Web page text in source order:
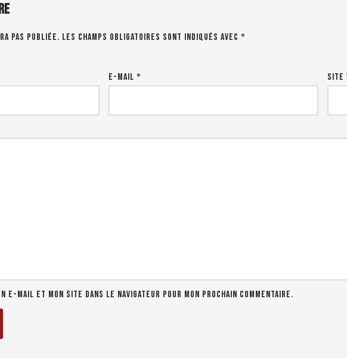
pas publiée. Les champs obligatoires sont indiqués avec *
E-mail * Site
e-mail et mon site dans le navigateur pour mon prochain commentaire.